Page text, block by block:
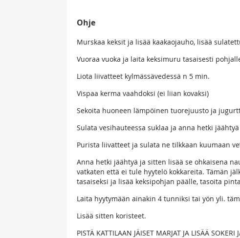
Ohje
Murskaa keksit ja lisää kaakaojauho, lisää
Vuoraa vuoka ja laita keksimuru tasaisesti
Liota liivatteet kylmässävedessä n 5 min.
Vispaa kerma vaahdoksi (ei liian kovaksi)
Sekoita huoneen lämpöinen tuorejuusto ja
Sulata vesihauteessa suklaa ja anna hetki
Purista liivatteet ja sulata ne tilkkaan kuumaan
Anna hetki jäähtyä ja sitten lisää se ohkaisena
vatkaten että ei tule hyytelö kokkareita. Tämän
tasaiseksi ja lisää keksipohjan päälle, tasoita
Laita hyytymään ainakin 4 tunniksi tai yön yli.
Lisää sitten koristeet.
PISTÄ KATTILAAN JÄISET MARJAT JA LISÄÄ